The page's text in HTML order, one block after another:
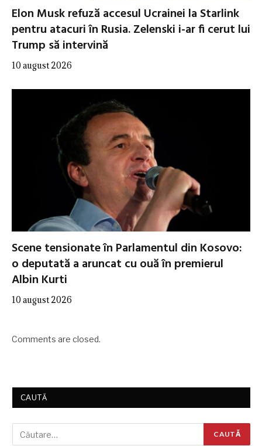
Elon Musk refuză accesul Ucrainei la Starlink
pentru atacuri în Rusia. Zelenski i-ar fi cerut lui
Trump să intervină
10 august 2026
Scene tensionate în Parlamentul din Kosovo:
o deputată a aruncat cu ouă în premierul
Albin Kurti
10 august 2026
Comments are closed.
CAUTĂ